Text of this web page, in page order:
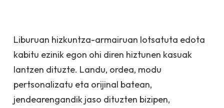
Liburuan hizkuntza-armairuan lotsatuta edota
kabitu ezinik egon ohi diren hiztunen kasuak
lantzen dituzte. Landu, ordea, modu
pertsonalizatu eta orijinal batean,
jendearengandik jaso dituzten bizipen,